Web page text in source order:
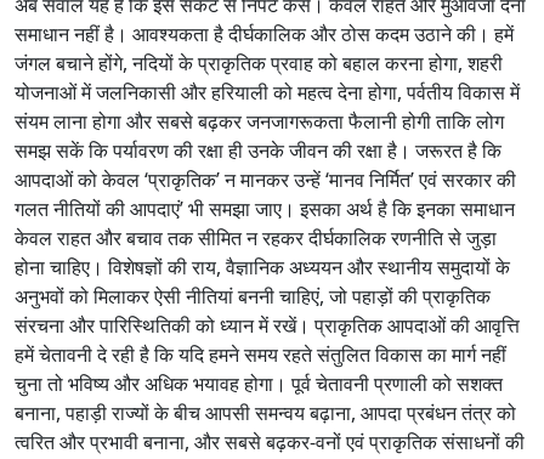
समाधान नहीं है। आवश्यकता है दीर्घकालिक और ठोस कदम उठाने की। हमें
जंगल बचाने होंगे, नदियों के प्राकृतिक प्रवाह को बहाल करना होगा, शहरी
योजनाओं में जलनिकासी और हरियाली को महत्व देना होगा, पर्वतीय विकास में
संयम लाना होगा और सबसे बढ़कर जनजागरूकता फैलानी होगी ताकि लोग
समझ सकें कि पर्यावरण की रक्षा ही उनके जीवन की रक्षा है। जरूरत है कि
आपदाओं को केवल ‘प्राकृतिक’ न मानकर उन्हें ‘मानव निर्मित’ एवं सरकार की
गलत नीतियों की आपदाएं’ भी समझा जाए। इसका अर्थ है कि इनका समाधान
केवल राहत और बचाव तक सीमित न रहकर दीर्घकालिक रणनीति से जुड़ा
होना चाहिए। विशेषज्ञों की राय, वैज्ञानिक अध्ययन और स्थानीय समुदायों के
अनुभवों को मिलाकर ऐसी नीतियां बननी चाहिएं, जो पहाड़ों की प्राकृतिक
संरचना और पारिस्थितिकी को ध्यान में रखें। प्राकृतिक आपदाओं की आवृत्ति
हमें चेतावनी दे रही है कि यदि हमने समय रहते संतुलित विकास का मार्ग नहीं
चुना तो भविष्य और अधिक भयावह होगा। पूर्व चेतावनी प्रणाली को सशक्त
बनाना, पहाड़ी राज्यों के बीच आपसी समन्वय बढ़ाना, आपदा प्रबंधन तंत्र को
त्वरित और प्रभावी बनाना, और सबसे बढ़कर-वनों एवं प्राकृतिक संसाधनों की